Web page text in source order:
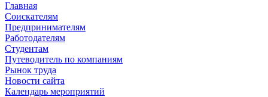
Главная
Соискателям
Предпринимателям
Работодателям
Студентам
Путеводитель по компаниям
Рынок труда
Новости сайта
Календарь мероприятий